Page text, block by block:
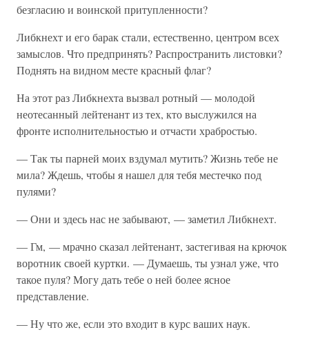
безгласию и воинской притупленности?
Либкнехт и его барак стали, естественно, центром всех
замыслов. Что предпринять? Распространить листовки?
Поднять на видном месте красный флаг?
На этот раз Либкнехта вызвал ротный — молодой
неотесанный лейтенант из тех, кто выслужился на
фронте исполнительностью и отчасти храбростью.
— Так ты парней моих вздумал мутить? Жизнь тебе не
мила? Ждешь, чтобы я нашел для тебя местечко под
пулями?
— Они и здесь нас не забывают, — заметил Либкнехт.
— Гм, — мрачно сказал лейтенант, застегивая на крючок
воротник своей куртки. — Думаешь, ты узнал уже, что
такое пуля? Могу дать тебе о ней более ясное
представление.
— Ну что же, если это входит в курс ваших наук.